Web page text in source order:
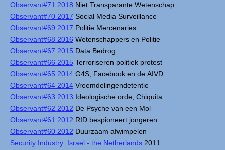
Observant#71 2018 Niet Transparante Wetenschap
Observant#70 2017 Social Media Surveillance
Observant#69 2017 Politie Mercenaries
Observant#68 2016 Wetenschappers en Politie
Observant#67 2015 Data Bedrog
Observant#66 2015 Terroriseren politiek protest
Observant#65 2014 G4S, Facebook en de AIVD
Observant#64 2014 Vreemdelingendetentie
Observant#63 2013 Ideologische orde, Chiquita
Observant#62 2012 De Psyche van een Mol
Observant#61 2012 RID bespioneert jongeren
Observant#60 2012 Duurzaam afwimpelen
Security Industry: Israel - the Netherlands 2011